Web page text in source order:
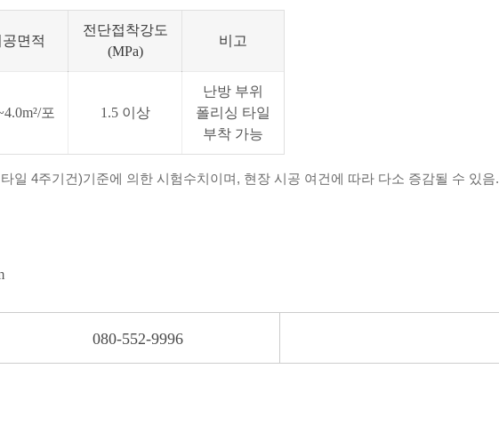
면적
전단접착강도
(MPa)
비고
포 1.5 이상
난방 부위
폴리싱 타일
부착 가능
일 4주기건)기준에 의한 시험수치이며, 현장 시공 여건에 따라 다소 증감될 수 있음.
080-552-9996